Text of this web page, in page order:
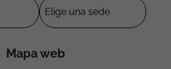
Mapa web